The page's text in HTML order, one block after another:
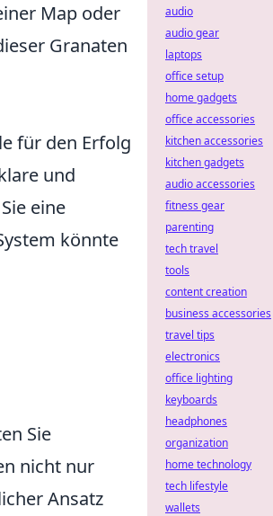
Map oder
Granaten
für den Erfolg
und
eine
könnte
Sie
nicht nur
Ansatz
audio
audio gear
laptops
office setup
home gadgets
office accessories
kitchen accessories
kitchen gadgets
audio accessories
fitness gear
parenting
tech travel
tools
content creation
business accessories
travel tips
electronics
office lighting
keyboards
headphones
organization
home technology
tech lifestyle
wallets